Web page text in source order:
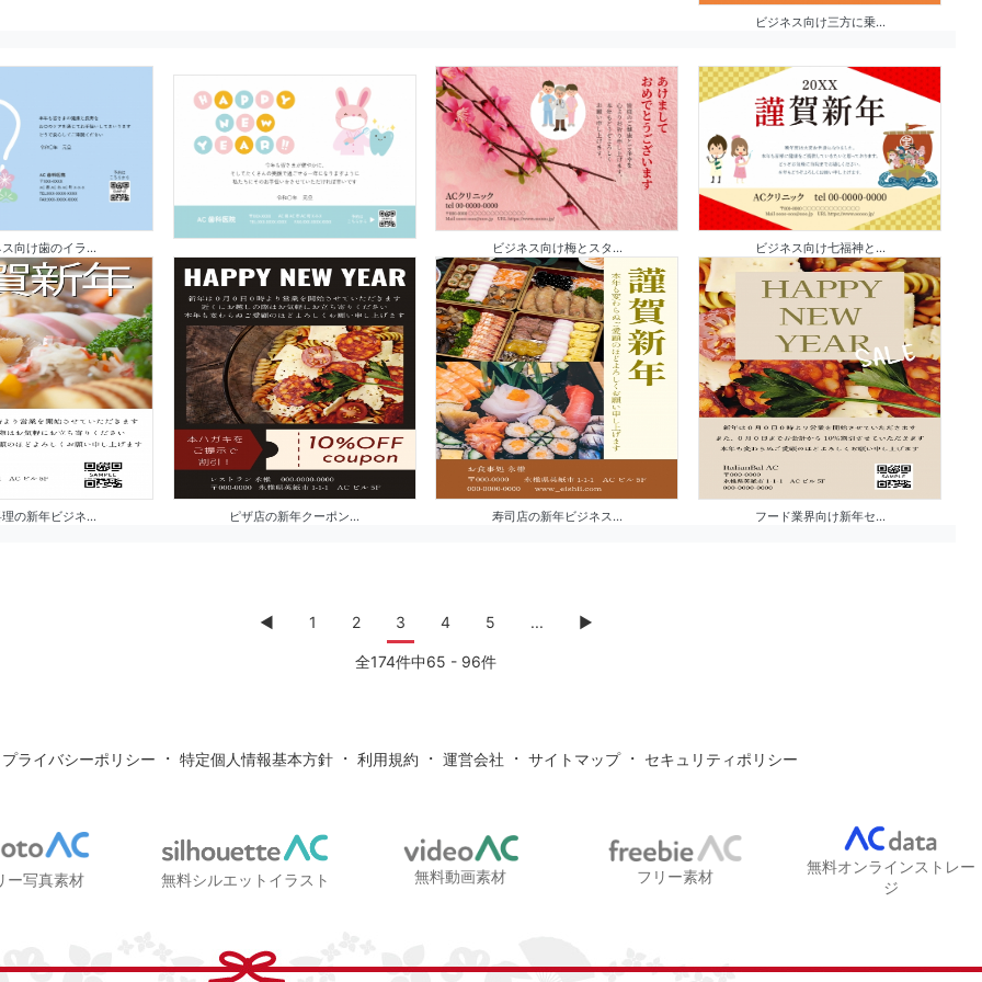
ビジネス向け三方に乗...
向け歯のイラ... ビジネス向け梅とスタ... ビジネス向け七福神と...
の新年ビジネ... ピザ店の新年クーポン... 寿司店の新年ビジネス... フード業界向け新年セ...
◀︎ 1 2 3 4 5 ... ▶
全174件中65 - 96件
プライバシーポリシー ・ 特定個人情報基本方針・ 利用規約 ・ 運営会社 ・ サイトマップ・ セキュリティポリシー
ー写真素材 無料シルエットイラスト 無料動画素材 フリー素材
無料オンラインストレー
ジ